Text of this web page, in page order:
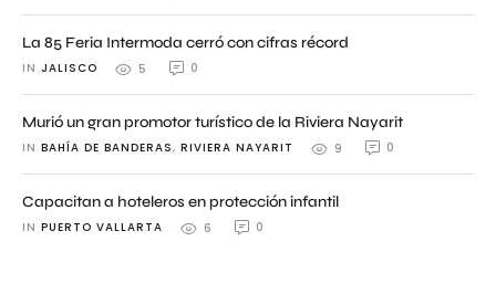
La 85 Feria Intermoda cerró con cifras récord
IN JALISCO 5 0
Murió un gran promotor turístico de la Riviera Nayarit
IN BAHÍA DE BANDERAS, RIVIERA NAYARIT 9 0
Capacitan a hoteleros en protección infantil
IN PUERTO VALLARTA 6 0